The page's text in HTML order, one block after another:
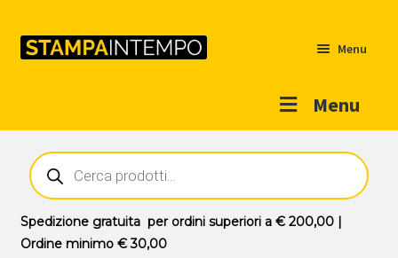
Menu
Menu
Outlet
Prodotti
Novità
Ricerca
prodotti
Spedizione gratuitaper ordini superiori a € 200,00|
Ordine minimo € 30,00